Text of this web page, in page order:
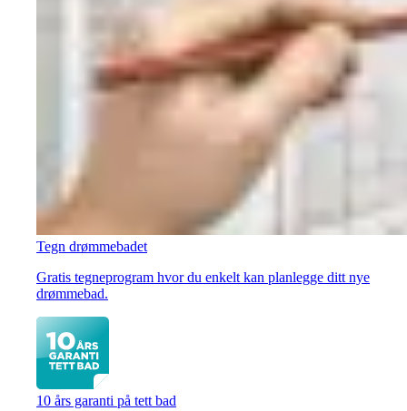
Tegn drømmebadet
Gratis tegneprogram hvor du enkelt kan planlegge ditt nye
drømmebad.
10 års garanti på tett bad